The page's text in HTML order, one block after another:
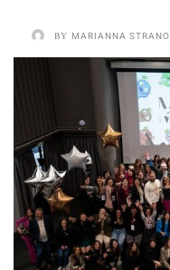
BY MARIANNA STRANO